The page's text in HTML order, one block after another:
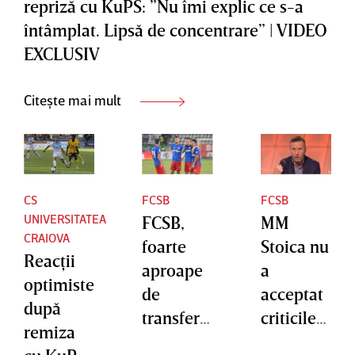
VIDEO
EXCLUSI
V
VIDEO
EXCLUSI
repriză cu KuPS: ”Nu îmi explic ce s-a
întâmplat. Lipsă de concentrare” | VIDEO
EXCLUSIV
Citește mai mult
CS
UNIVERSITATEA
CRAIOVA
Reacţii
optimiste
după
remiza
FCSB
FCSB,
foarte
aproape
de
transferu
FCSB
MM
Stoica nu
a
acceptat
criticile